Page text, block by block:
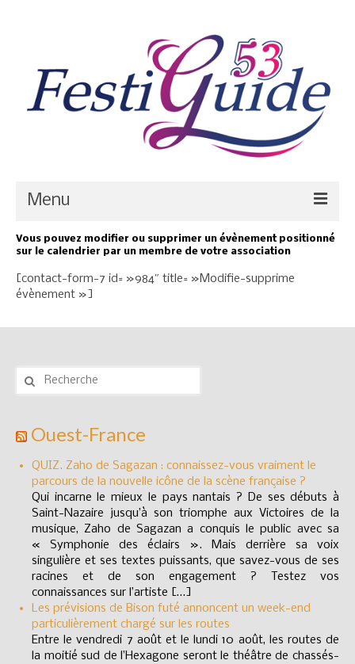
Menu
Blog
Calendrier
Réglementation
Vous pouvez modifier ou supprimer un évènement positionné
sur le calendrier par un membre de votre association
[contact-form-7 id= »984″ title= »Modifie-supprime
évènement »]
Rechercher
Ouest-France
QUIZ. Zaho de Sagazan : connaissez-vous vraiment le
parcours de la nouvelle icône de la scène française ?
Qui incarne le mieux le pays nantais ? De ses débuts à
Saint-Nazaire jusqu’à son triomphe aux Victoires de la
musique, Zaho de Sagazan a conquis le public avec sa
« Symphonie des éclairs ». Mais derrière sa voix
singulière et ses textes puissants, que savez-vous de ses
racines et de son engagement ? Testez vos
connaissances sur l’artiste […]
Les prévisions de Bison futé annoncent un week-end
particulièrement chargé sur les routes
Entre le vendredi 7 août et le lundi 10 août, les routes de
la moitié sud de l’Hexagone seront le théâtre de chassés-